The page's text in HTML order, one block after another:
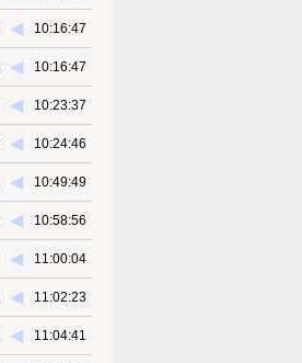
10:16:47
◀︎
10:16:47
◀︎
10:23:37
◀︎
10:24:46
◀︎
10:49:49
◀︎
10:58:56
◀︎
11:00:04
◀︎
11:02:23
◀︎
11:04:41
◀︎